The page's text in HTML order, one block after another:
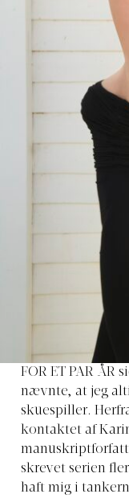
FOR ET PAR ÅR
nævnte, at jeg
skuespiller.
kontaktet af
skrevet serien
haft mig i